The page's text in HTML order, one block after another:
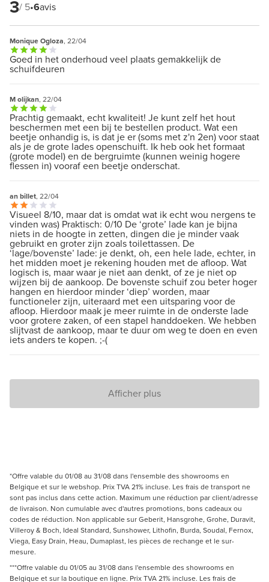
3/ 5•6avis
Monique Ogloza, 22/04
Goed in het onderhoud veel plaats gemakkelijk de
schuifdeuren
M olijkan, 22/04
Prachtig gemaakt, echt kwaliteit! Je kunt zelf het hout
beschermen met een bij te bestellen product. Wat een
beetje onhandig is, is dat je er (soms met z'n 2en) voor staat
als je de grote lades openschuift. Ik heb ook het formaat
(grote model) en de bergruimte (kunnen weinig hogere
flessen in) vooraf een beetje onderschat.
an billet, 22/04
Visueel 8/10, maar dat is omdat wat ik echt wou nergens te
vinden was) Praktisch: 0/10 De ‘grote’ lade kan je bijna
niets in de hoogte in zetten, dingen die je minder vaak
gebruikt en groter zijn zoals toilettassen. De
‘lage/bovenste’ lade: je denkt, oh, een hele lade, echter, in
het midden moet je rekening houden met de afloop. Wat
logisch is, maar waar je niet aan denkt, of ze je niet op
wijzen bij de aankoop. De bovenste schuif zou beter hoger
hangen en hierdoor minder ‘diep’ worden, maar
functioneler zijn, uiteraard met een uitsparing voor de
afloop. Hierdoor maak je meer ruimte in de onderste lade
voor grotere zaken, of een stapel handdoeken. We hebben
slijtvast de aankoop, maar te duur om weg te doen en even
iets anders te kopen. ;-(
Afficher plus
*Offre valable du 01/08 au 31/08 dans l'ensemble des showrooms en
Belgique et sur le webshop. Prix TVA 21% incluse. Les frais de transport ne
sont pas inclus dans cette action. Maximum une réduction par client/adresse
de livraison. Non cumulable avec d'autres promotions, bons cadeaux ou
codes de réduction. Non applicable sur Geberit, Hansgrohe, Grohe, Duravit,
Villeroy & Boch, Ideal Standard, Sunshower, Lithofin, Burda, Soudal, Fernox,
Viega, Easy Drain, Heau, Dumaplast, les pièces de rechange et le sur-
mesure.
***Offre valable du 01/05 au 31/08 dans l'ensemble des showrooms en
Belgique et sur la boutique en ligne. Prix TVA 21% incluse. Les frais de